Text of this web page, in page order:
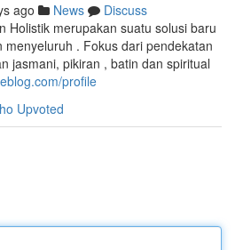
ago News
Discuss
Holistik merupakan suatu solusi baru
menyeluruh . Fokus dari pendekatan
jasmani, pikiran , batin dan spiritual
profile
Upvoted